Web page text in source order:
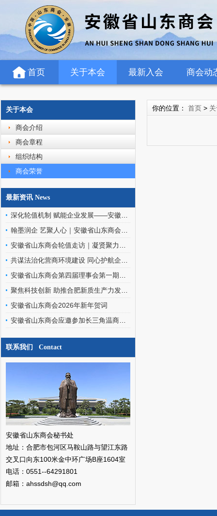
首页 关于本会 最新入会 商会动
关于本会
商会介绍
商会章程
组织结构
商会荣誉
最新资讯 News
安徽省山东商会2026年新年贺词
联系我们 Contact
安徽省山东商会秘书处
地址：合肥市包河区马鞍山路与望江东路
交叉口向东100米金中环广场B座1604室
电话：0551--64291801
邮箱：ahssdsh@qq.com
你的位置： 首页>